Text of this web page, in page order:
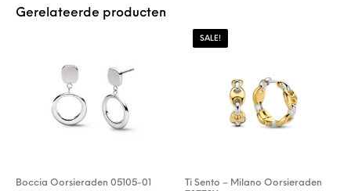
Gerelateerde producten
Boccia Oorsieraden 05105-01
SALE!
Ti Sento – Milano Oorsieraden